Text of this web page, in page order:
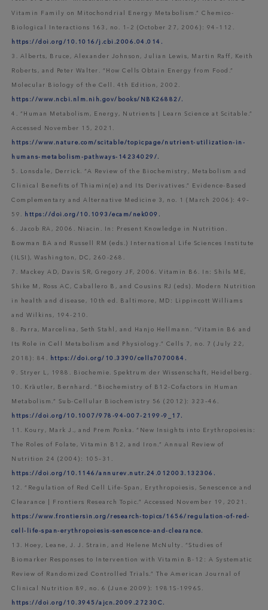
Vitamin Family on Mitochondrial Energy Metabolism.” Chemico-
Biological Interactions 163, no. 1–2 (October 27, 2006): 94–112.
https://doi.org/10.1016/j.cbi.2006.04.014.
3. Alberts, Bruce, Alexander Johnson, Julian Lewis, Martin Raff, Keith
Roberts, and Peter Walter. “How Cells Obtain Energy from Food.”
Molecular Biology of the Cell. 4th Edition, 2002.
https://www.ncbi.nlm.nih.gov/books/NBK26882/.
4. “Human Metabolism, Energy, Nutrients | Learn Science at Scitable.”
Accessed November 15, 2021.
https://www.nature.com/scitable/topicpage/nutrient-utilization-in-
humans-metabolism-pathways-14234029/.
5. Lonsdale, Derrick. “A Review of the Biochemistry, Metabolism and
Clinical Benefits of Thiamin(e) and Its Derivatives.” Evidence-Based
Complementary and Alternative Medicine 3, no. 1 (March 2006): 49–
59. https://doi.org/10.1093/ecam/nek009.
6. Jacob RA, 2006. Niacin. In: Present Knowledge in Nutrition.
Bowman BA and Russell RM (eds.) International Life Sciences Institute
(ILSI), Washington, DC, 260-268.
7. Mackey AD, Davis SR, Gregory JF, 2006. Vitamin B6. In: Shils ME,
Shike M, Ross AC, Caballero B, and Cousins RJ (eds). Modern Nutrition
in health and disease, 10th ed. Baltimore, MD: Lippincott Williams
and Wilkins, 194-210.
8. Parra, Marcelina, Seth Stahl, and Hanjo Hellmann. “Vitamin B6 and
Its Role in Cell Metabolism and Physiology.” Cells 7, no. 7 (July 22,
2018): 84. https://doi.org/10.3390/cells7070084.
9. Stryer L, 1988. Biochemie. Spektrum der Wissenschaft, Heidelberg.
10. Kräutler, Bernhard. “Biochemistry of B12-Cofactors in Human
Metabolism.” Sub-Cellular Biochemistry 56 (2012): 323–46.
https://doi.org/10.1007/978-94-007-2199-9_17.
11. Koury, Mark J., and Prem Ponka. “New Insights into Erythropoiesis:
The Roles of Folate, Vitamin B12, and Iron.” Annual Review of
Nutrition 24 (2004): 105–31.
https://doi.org/10.1146/annurev.nutr.24.012003.132306.
12. “Regulation of Red Cell Life-Span, Erythropoiesis, Senescence and
Clearance | Frontiers Research Topic.” Accessed November 19, 2021.
https://www.frontiersin.org/research-topics/1656/regulation-of-red-
cell-life-span-erythropoiesis-senescence-and-clearance.
13. Hoey, Leane, J. J. Strain, and Helene McNulty. “Studies of
Biomarker Responses to Intervention with Vitamin B-12: A Systematic
Review of Randomized Controlled Trials.” The American Journal of
Clinical Nutrition 89, no. 6 (June 2009): 1981S-1996S.
https://doi.org/10.3945/ajcn.2009.27230C.